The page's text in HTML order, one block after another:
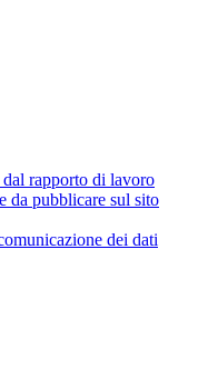
rapporto di lavoro
da pubblicare sul sito
dei dati